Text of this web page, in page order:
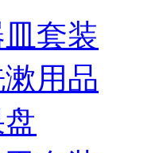
套装
用品